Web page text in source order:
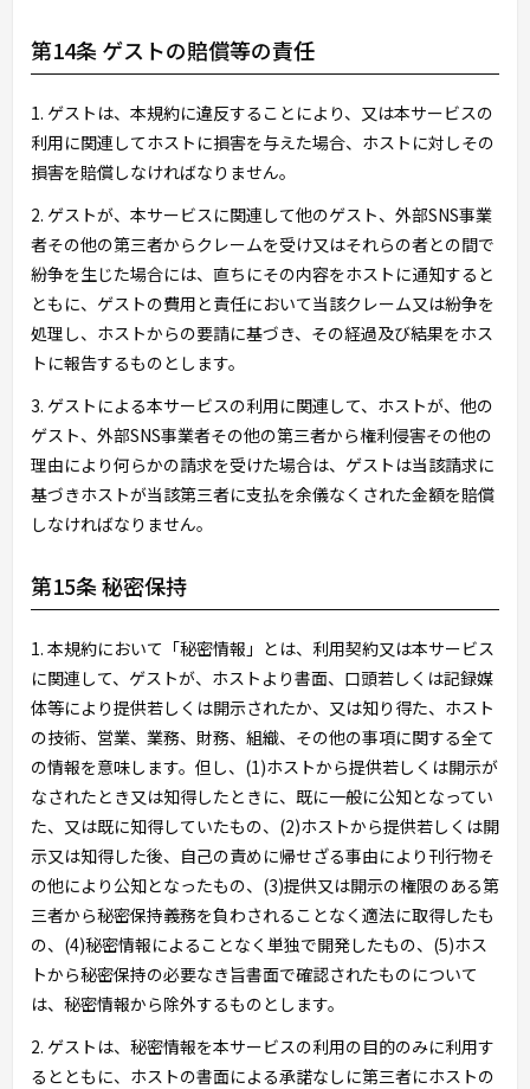
第14条 ゲストの賠償等の責任
1. ゲストは、本規約に違反することにより、又は本サービスの
利用に関連してホストに損害を与えた場合、ホストに対しその
損害を賠償しなければなりません。
2. ゲストが、本サービスに関連して他のゲスト、外部SNS事業
者その他の第三者からクレームを受け又はそれらの者との間で
紛争を生じた場合には、直ちにその内容をホストに通知すると
ともに、ゲストの費用と責任において当該クレーム又は紛争を
処理し、ホストからの要請に基づき、その経過及び結果をホス
トに報告するものとします。
3. ゲストによる本サービスの利用に関連して、ホストが、他の
ゲスト、外部SNS事業者その他の第三者から権利侵害その他の
理由により何らかの請求を受けた場合は、ゲストは当該請求に
基づきホストが当該第三者に支払を余儀なくされた金額を賠償
しなければなりません。
第15条 秘密保持
1. 本規約において「秘密情報」とは、利用契約又は本サービス
に関連して、ゲストが、ホストより書面、口頭若しくは記録媒
体等により提供若しくは開示されたか、又は知り得た、ホスト
の技術、営業、業務、財務、組織、その他の事項に関する全て
の情報を意味します。但し、(1)ホストから提供若しくは開示が
なされたとき又は知得したときに、既に一般に公知となってい
た、又は既に知得していたもの、(2)ホストから提供若しくは開
示又は知得した後、自己の責めに帰せざる事由により刊行物そ
の他により公知となったもの、(3)提供又は開示の権限のある第
三者から秘密保持義務を負わされることなく適法に取得したも
の、(4)秘密情報によることなく単独で開発したもの、(5)ホス
トから秘密保持の必要なき旨書面で確認されたものについて
は、秘密情報から除外するものとします。
2. ゲストは、秘密情報を本サービスの利用の目的のみに利用す
るとともに、ホストの書面による承諾なしに第三者にホストの